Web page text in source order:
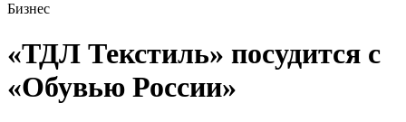
Бизнес
«ТДЛ Текстиль» посудится с
«Обувью России»